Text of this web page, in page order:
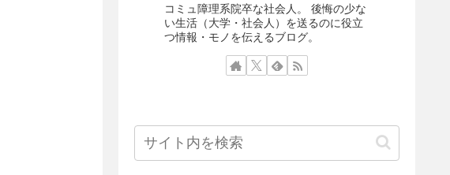
コミュ障理系院卒な社会人。 後悔の少な
い生活（大学・社会人）を送るのに役立
つ情報・モノを伝えるブログ。